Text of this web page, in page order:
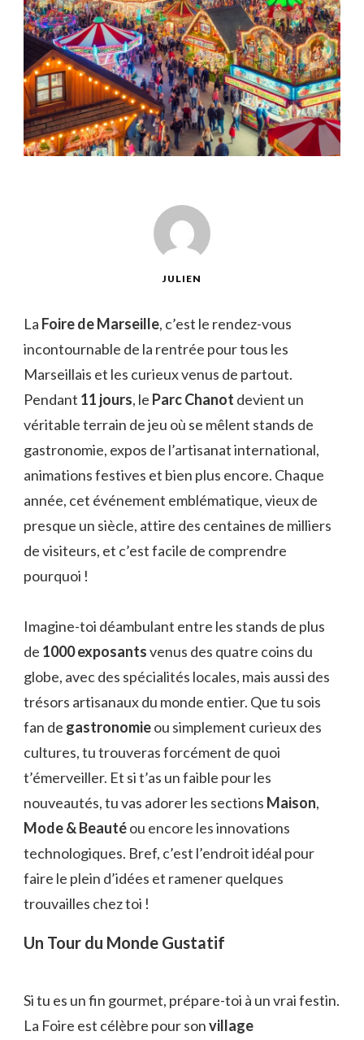
JULIEN
La Foire de Marseille, c’est le rendez-vous
incontournable de la rentrée pour tous les
Marseillais et les curieux venus de partout.
Pendant 11 jours, le Parc Chanot devient un
véritable terrain de jeu où se mêlent stands de
gastronomie, expos de l’artisanat international,
animations festives et bien plus encore. Chaque
année, cet événement emblématique, vieux de
presque un siècle, attire des centaines de milliers
de visiteurs, et c’est facile de comprendre
pourquoi !
Imagine-toi déambulant entre les stands de plus
de 1000 exposantsvenus des quatre coins du
globe, avec des spécialités locales, mais aussi des
trésors artisanaux du monde entier. Que tu sois
fan de gastronomieou simplement curieux des
cultures, tu trouveras forcément de quoi
t’émerveiller. Et si t’as un faible pour les
nouveautés, tu vas adorer les sections Maison,
Mode & Beautéou encore les innovations
technologiques. Bref, c’est l’endroit idéal pour
faire le plein d’idées et ramener quelques
trouvailles chez toi !
Un Tour du Monde Gustatif
Si tu es un fin gourmet, prépare-toi à un vrai festin.
La Foire est célèbre pour sonvillage